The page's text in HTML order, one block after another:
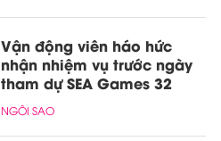
Vận động viên háo hức
nhận nhiệm vụ trước ngày
tham dự SEA Games 32
NGÔI SAO